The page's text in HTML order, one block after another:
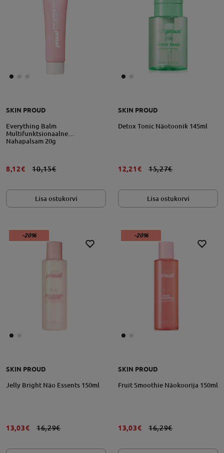
SKIN PROUD
Everything Balm
Multifunktsionaalne
Nahapalsam 20g
8,12€ 10,15€
Lisa ostukorvi
SKIN PROUD
Detox Tonic Näotoonik 145ml
12,21€ 15,27€
Lisa ostukorvi
-20%
SKIN PROUD
Jelly Bright Näo Essents 150ml
13,03€ 16,29€
-20%
SKIN PROUD
Fruit Smoothie Näokoorija 150ml
13,03€ 16,29€